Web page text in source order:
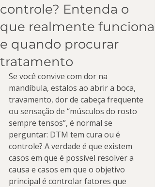
controle? Entenda o
que realmente funciona
e quando procurar
tratamento
Se você convive com dor na
mandíbula, estalos ao abrir a boca,
travamento, dor de cabeça frequente
ou sensação de “músculos do rosto
sempre tensos”, é normal se
perguntar: DTM tem cura ou é
controle? A verdade é que existem
casos em que é possível resolver a
causa e casos em que o objetivo
principal é controlar fatores que